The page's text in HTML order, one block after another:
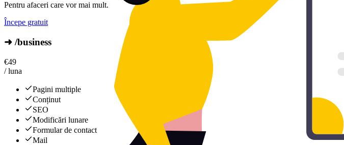
Pentru afaceri care vor mai mult.
Începe gratuit
➜ /business
€49
/ luna
Pagini multiple
Conținut
SEO
Modificări lunare
Formular de contact
Mail